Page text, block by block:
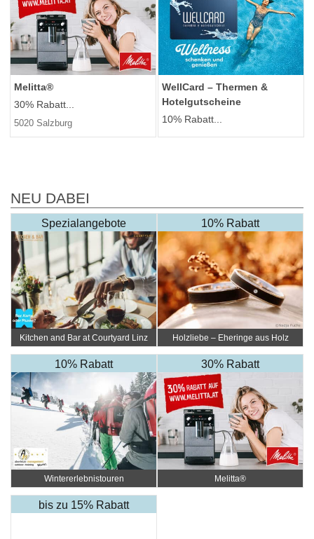
Melitta®
30% Rabatt...
5020 Salzburg
WellCard – Thermen &
Hotelgutscheine
10% Rabatt...
NEU DABEI
Spezialangebote
Kitchen and Bar at Courtyard Linz
10% Rabatt
Holzliebe – Eheringe aus Holz
10% Rabatt
Wintererlebnistouren
30% Rabatt
Melitta®
bis zu 15% Rabatt